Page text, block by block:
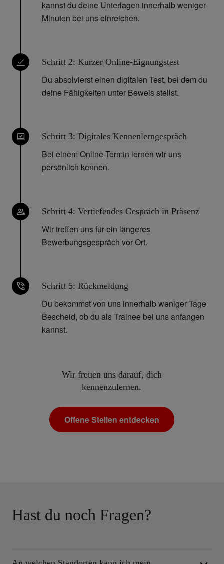
kannst du deine Unterlagen innerhalb weniger
Minuten bei uns einreichen.
Schritt 2: Kurzer Online-Eignungstest
Du absolvierst einen digitalen Test, bei dem du
deine Fähigkeiten unter Beweis stellst.
Schritt 3: Digitales Kennenlerngespräch
Bei einem Online-Termin lernen wir uns
persönlich kennen.
Schritt 4: Vertiefendes Gespräch in Präsenz
Wir treffen uns für ein längeres
Bewerbungsgespräch vor Ort.
Schritt 5: Rückmeldung
Du bekommst von uns innerhalb weniger Tage
Bescheid, ob du als Trainee bei uns anfangen
kannst.
Wir freuen uns darauf, dich
kennenzulernen.
Offene Stellen entdecken
Hast du noch Fragen?